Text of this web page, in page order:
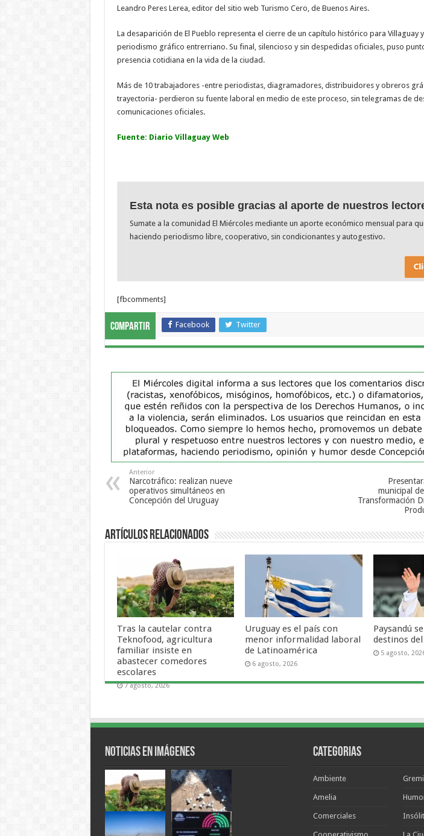
Leandro Peres Lerea, editor del sitio web Turismo Cero, de Buenos Aires.
La desaparición de El Pueblo representa el cierre de un capítulo histórico para Villaguay
periodismo gráfico entrerriano. Su final, silencioso y sin despedidas oficiales, puso
presencia cotidiana en la vida de la ciudad.
Más de 10 trabajadores -entre periodistas, diagramadores, distribuidores y obreros
trayectoria- perdieron su fuente laboral en medio de este proceso, sin telegramas de
comunicaciones oficiales.
Fuente: Diario Villaguay Web
Esta nota es posible gracias al aporte de nuestros
Sumate a la comunidad El Miércoles mediante un aporte económico mensual para
haciendo periodismo libre, cooperativo, sin condicionantes y autogestivo.
[fbcomments]
Compartir Facebook Twitter
Anterior
Narcotráfico: realizan nueve
operativos simultáneos en
Concepción del Uruguay
municipal
Transformación
Artículos Relacionados
Tras la cautelar contra
Teknofood, agricultura
familiar insiste en
abastecer comedores
escolares
7 agosto, 2026
Uruguay es el país con
menor informalidad laboral
de Latinoamérica
6 agosto, 2026
Paysandú
destinos
5 agosto,
Noticias en Imágenes Categorias
Ambiente
Amelia
Comerciales